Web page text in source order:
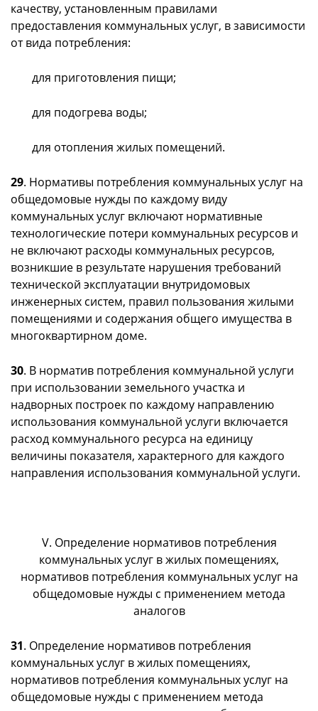
качеству, установленным правилами
предоставления коммунальных услуг, в зависимости
от вида потребления:
для приготовления пищи;
для подогрева воды;
для отопления жилых помещений.
29. Нормативы потребления коммунальных услуг на
общедомовые нужды по каждому виду
коммунальных услуг включают нормативные
технологические потери коммунальных ресурсов и
не включают расходы коммунальных ресурсов,
возникшие в результате нарушения требований
технической эксплуатации внутридомовых
инженерных систем, правил пользования жилыми
помещениями и содержания общего имущества в
многоквартирном доме.
30. В норматив потребления коммунальной услуги
при использовании земельного участка и
надворных построек по каждому направлению
использования коммунальной услуги включается
расход коммунального ресурса на единицу
величины показателя, характерного для каждого
направления использования коммунальной услуги.
V. Определение нормативов потребления
коммунальных услуг в жилых помещениях,
нормативов потребления коммунальных услуг на
общедомовые нужды с применением метода
аналогов
31. Определение нормативов потребления
коммунальных услуг в жилых помещениях,
нормативов потребления коммунальных услуг на
общедомовые нужды с применением метода